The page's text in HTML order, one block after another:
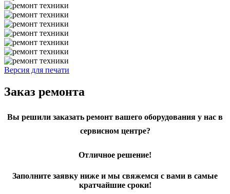
Версия для печати
Заказ ремонта
Вы решили заказать ремонт вашего оборудования у нас в
сервисном центре?
Отличное решение!
Заполните заявку ниже и мы свяжемся с вами в самые
кратчайшие сроки!